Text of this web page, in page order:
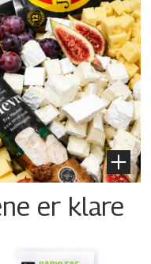
er klare